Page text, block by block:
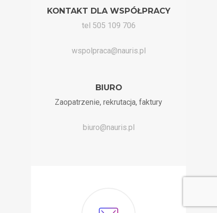
KONTAKT DLA WSPÓŁPRACY
tel 505 109 706
wspolpraca@nauris.pl
BIURO
Zaopatrzenie, rekrutacja, faktury
biuro@nauris.pl